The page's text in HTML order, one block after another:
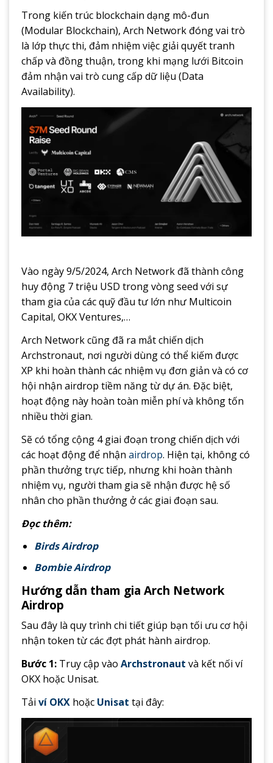
Trong kiến trúc blockchain dạng mô-đun
(Modular Blockchain), Arch Network đóng vai trò
là lớp thực thi, đảm nhiệm việc giải quyết tranh
chấp và đồng thuận, trong khi mạng lưới Bitcoin
đảm nhận vai trò cung cấp dữ liệu (Data
Availability).
Vào ngày 9/5/2024, Arch Network đã thành công
huy động 7 triệu USD trong vòng seed với sự
tham gia của các quỹ đầu tư lớn như Multicoin
Capital, OKX Ventures,…
Arch Network cũng đã ra mắt chiến dịch
Archstronaut, nơi người dùng có thể kiếm được
XP khi hoàn thành các nhiệm vụ đơn giản và có cơ
hội nhận airdrop tiềm năng từ dự án. Đặc biệt,
hoạt động này hoàn toàn miễn phí và không tốn
nhiều thời gian.
Sẽ có tổng cộng 4 giai đoạn trong chiến dịch với
các hoạt động để nhận airdrop. Hiện tại, không có
phần thưởng trực tiếp, nhưng khi hoàn thành
nhiệm vụ, người tham gia sẽ nhận được hệ số
nhân cho phần thưởng ở các giai đoạn sau.
Đọc thêm:
Birds Airdrop
Bombie Airdrop
Hướng dẫn tham gia Arch Network
Airdrop
Sau đây là quy trình chi tiết giúp bạn tối ưu cơ hội
nhận token từ các đợt phát hành airdrop.
Bước 1: Truy cập vào Archstronaut và kết nối ví
OKX hoặc Unisat.
Tải ví OKX hoặc Unisat tại đây: